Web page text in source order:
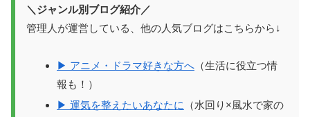
＼ジャンル別ブログ紹介／
管理人が運営している、他の人気ブログはこちらから↓
▶ アニメ・ドラマ好きな方へ （生活に役立つ情
報も！）
▶ 運気を整えたいあなたに
（水回り×風水で家の